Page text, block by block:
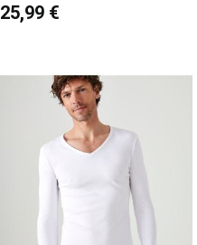
25,99 €